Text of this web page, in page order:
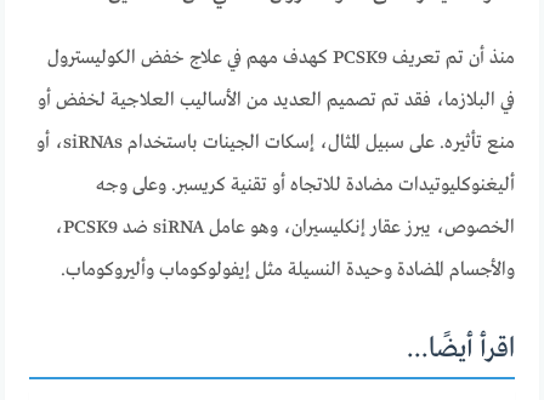
منذ أن تم تعريف PCSK9 كهدف مهم في علاج خفض الكوليسترول
في البلازما، فقد تم تصميم العديد من الأساليب العلاجية لخفض أو
منع تأثيره. على سبيل المثال، إسكات الجينات باستخدام siRNAs، أو
أليغنوكليوتيدات مضادة للاتجاه أو تقنية كريسبر. وعلى وجه
الخصوص، يبرز عقار إنكليسيران، وهو عامل siRNA ضد PCSK9،
والأجسام المضادة وحيدة النسيلة مثل إيفولوكوماب وأليروكوماب.
اقرأ أيضًا...